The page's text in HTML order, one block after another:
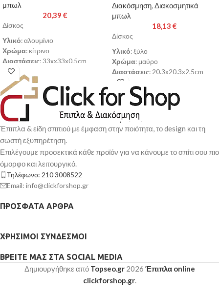
μπωλ
20,39 €
Δίσκος
Υλικό: αλουμίνιο
Χρώμα: κίτρινο
Διαστάσεις: 33xx33x0.5cm
Παράδοση σε 3-10 εργάσιμες
ημέρες
Διακόσμηση,Διακοσμητικά
μπωλ
18,13 €
Δίσκος
Υλικό: ξύλο
Χρώμα: μαύρο
Διαστάσεις: 20.3x20.3x2.5cm
Παράδοση σε 3-10 εργάσιμες
ημέρες
Έπιπλα & είδη σπιτιού με έμφαση στην ποιότητα, το design και τη
σωστή εξυπηρέτηση.
Επιλέγουμε προσεκτικά κάθε προϊόν για να κάνουμε το σπίτι σου πιο
όμορφο και λειτουργικό.
Τηλέφωνο: 210 3008522
Email: info@clickforshop.gr
ΠΡΌΣΦΑΤΑ ΆΡΘΡΑ
ΧΡΉΣΙΜΟΙ ΣΎΝΔΕΣΜΟΙ
ΒΡΕΊΤΕ ΜΑΣ ΣΤΑ SOCIAL MEDIA
Δημιουργήθηκε από Topseo.gr2026 Έπιπλα online
clickforshop.gr.